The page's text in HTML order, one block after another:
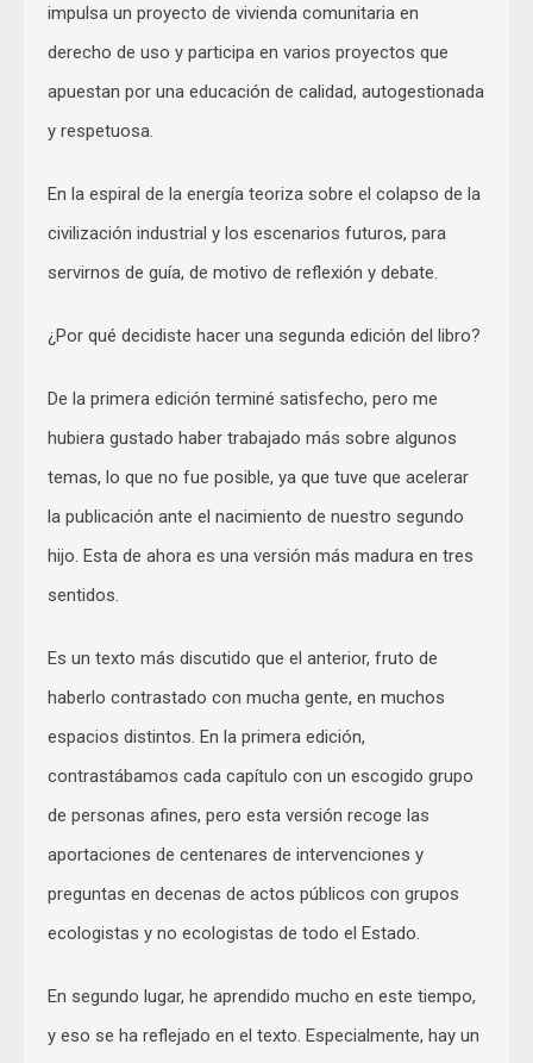
impulsa un proyecto de vivienda comunitaria en
derecho de uso y participa en varios proyectos que
apuestan por una educación de calidad, autogestionada
y respetuosa.
En la espiral de la energía teoriza sobre el colapso de la
civilización industrial y los escenarios futuros, para
servirnos de guía, de motivo de reflexión y debate.
¿Por qué decidiste hacer una segunda edición del libro?
De la primera edición terminé satisfecho, pero me
hubiera gustado haber trabajado más sobre algunos
temas, lo que no fue posible, ya que tuve que acelerar
la publicación ante el nacimiento de nuestro segundo
hijo. Esta de ahora es una versión más madura en tres
sentidos.
Es un texto más discutido que el anterior, fruto de
haberlo contrastado con mucha gente, en muchos
espacios distintos. En la primera edición,
contrastábamos cada capítulo con un escogido grupo
de personas afines, pero esta versión recoge las
aportaciones de centenares de intervenciones y
preguntas en decenas de actos públicos con grupos
ecologistas y no ecologistas de todo el Estado.
En segundo lugar, he aprendido mucho en este tiempo,
y eso se ha reflejado en el texto. Especialmente, hay un